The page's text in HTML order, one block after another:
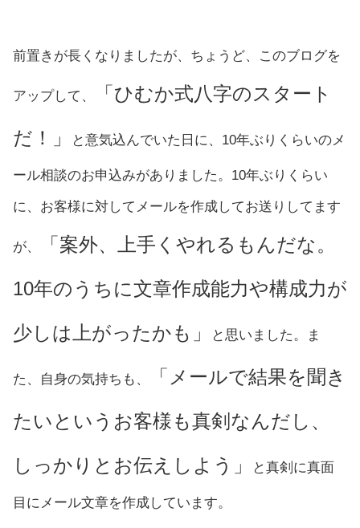
前置きが長くなりましたが、ちょうど、このブログを
アップして、 「ひむか式八字のスタート
だ！」 と意気込んでいた日に、10年ぶりくらいのメ
ール相談のお申込みがありました。10年ぶりくらい
に、お客様に対してメールを作成してお送りしてます
が、 「案外、上手くやれるもんだな。
10年のうちに文章作成能力や構成力が
少しは上がったかも」 と思いました。ま
た、自身の気持ちも、 「メールで結果を聞き
たいというお客様も真剣なんだし、
しっかりとお伝えしよう」 と真剣に真面
目にメール文章を作成しています。